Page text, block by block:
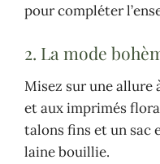
pour compléter
2. La mode
Misez sur une allure
et aux imprimés
talons fins et un sac
laine bouillie.